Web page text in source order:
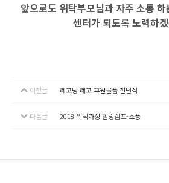
앞으로도 위탁부모님과 자주 소통
센터가 되도록 노력하
이전글 레고당 레고 후원물품 전달식
다음글 2018 위탁가정 힐링캠프-소풍